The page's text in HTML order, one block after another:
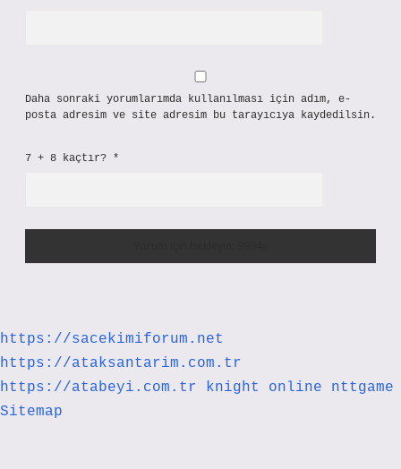
Daha sonraki yorumlarımda kullanılması için adım, e-
posta adresim ve site adresim bu tarayıcıya kaydedilsin.
7 + 8 kaçtır? *
https://sacekimiforum.net
https://ataksantarim.com.tr
https://atabeyi.com.tr
knight online
nttgame
Sitemap